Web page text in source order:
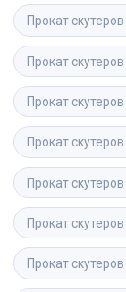
Прокат скутеров
Прокат скутеров
Прокат скутеров
Прокат скутеров
Прокат скутеров
Прокат скутеров
Прокат скутеров